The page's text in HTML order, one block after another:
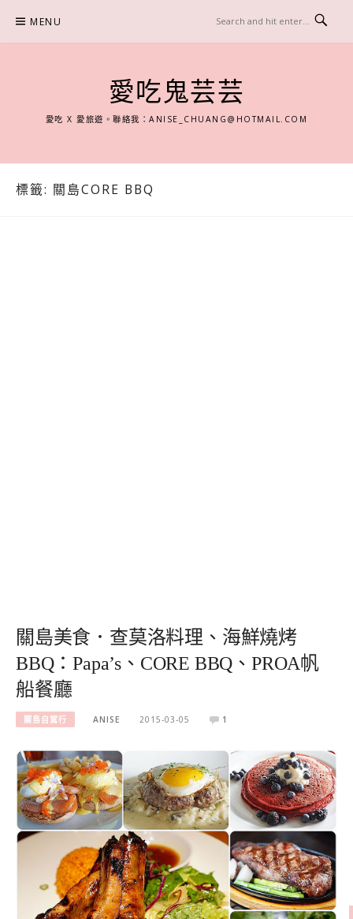
content
MENU
愛吃鬼芸芸
愛吃 X 愛旅遊。聯絡我：ANISE_CHUANG@HOTMAIL.COM
標籤: 關島CORE BBQ
關島美食．查莫洛料理、海鮮燒烤
BBQ：Papa’s、CORE BBQ、PROA帆
船餐廳
關島自駕行 ANISE 2015-03-05 1